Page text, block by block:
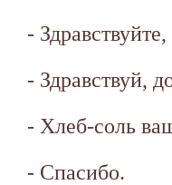
-
- Здравствуй,
- Хлеб-соль
- Спасибо.